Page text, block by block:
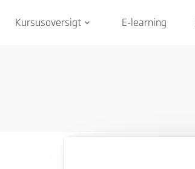
Kursusoversigt keyboard_arrow_down E-learning